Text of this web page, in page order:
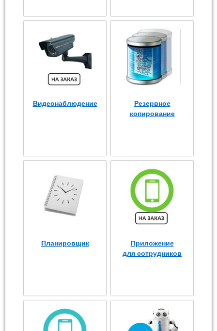
Видеонаблюдение
Резервное
копирование
Планировщик
Приложение
для сотрудников